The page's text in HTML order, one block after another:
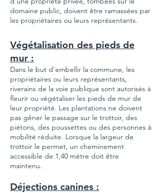
domaine public, doivent être ramassées par
les propriétaires ou leurs représentants.
Végétalisation des pieds de
mur :
Dans le but d’embellir la commune, les
propriétaires ou leurs représentants,
riverains de la voie publique sont autorisés à
fleurir ou végétaliser les pieds de mur de
leur propriété. Les plantations ne doivent
pas gêner le passage sur le trottoir, des
piétons, des poussettes ou des personnes à
mobilité réduite. Lorsque la largeur de
trottoir le permet, un cheminement
accessible de 1,40 mètre doit être
maintenu.
Déjections canines :